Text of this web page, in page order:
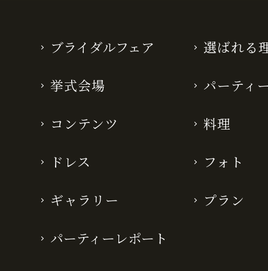
ブライダルフェア 選ばれる
挙式会場 パーティ
コンテンツ 料理
ドレス フォト
ギャラリー プラン
パーティーレポート